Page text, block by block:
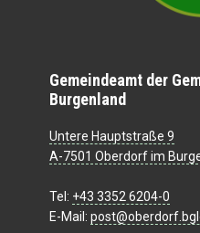
Gemeindeamt der
Burgenland
Untere Hauptstraße 9
A-7501 Oberdorf im
Tel: +43 3352 6204-0
E-Mail: